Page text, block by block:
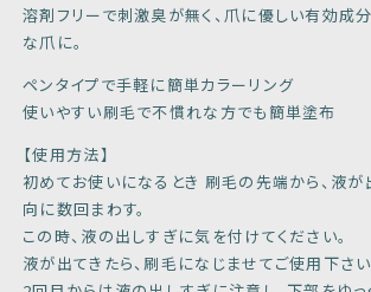
溶剤フリーで刺激臭が無く、爪に優しい有効成
な爪に。
ペンタイプで手軽に簡単カラーリング
使いやすい刷毛で不慣れな方でも簡単塗布
【使用方法】
初めてお使いになるとき 刷毛の先端から、液
向に数回まわす。
この時、液の出しすぎに気を付けてください。
液が出てきたら、刷毛になじませてご使用下さい